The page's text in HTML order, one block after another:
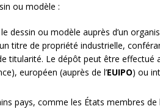
ou modèle :
dessin ou modèle auprès d’un
titre de propriété industrielle,
titularité. Le dépôt peut être effectué
européen (auprès de l’EUIPO) ou
pays, comme les États membres de